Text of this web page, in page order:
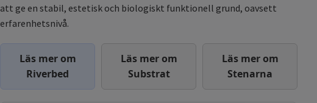
att ge en stabil, estetisk och biologiskt funktionell grund, oavsett
erfarenhetsnivå.
Läs mer om
Riverbed
Läs mer om
Substrat
Läs mer om
Stenarna